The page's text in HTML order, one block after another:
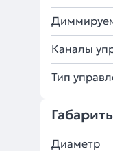
Каналы
Тип
Диаметр